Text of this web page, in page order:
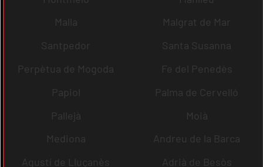
Malla
Malgrat de Mar
Santpedor
Santa Susanna
Perpètua de Mogoda
Fe del Penedès
Papiol
Palma de Cervelló
Pallejà
Moià
Mediona
Andreu de la Barca
Agustí de Lluçanès
Adrià de Besòs